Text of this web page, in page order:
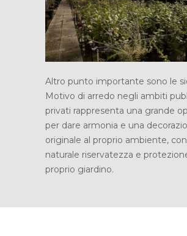
Altro punto importante sono le
Motivo di arredo negli ambiti
privati rappresenta una grande
per dare armonia e una
originale al proprio ambiente,
naturale riservatezza e
proprio giardino.